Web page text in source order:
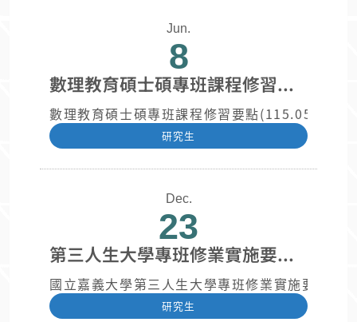
Jun.
8
數理教育碩士碩專班課程修習要點(115.05.21系務會議修正通過)
數理教育碩士碩專班課程修習要點(115.05.21系
研究生
Dec.
23
第三人生大學專班修業實施要點(114.11.25教務會議通過)
國立嘉義大學第三人生大學專班修業實施要點
研究生